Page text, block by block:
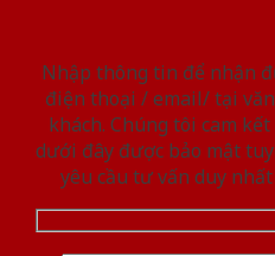
Nhập thông tin để nhận
điện thoại / email/ tại
khách. Chúng tôi cam
dưới đây được bảo mật
yêu cầu tư vấn duy